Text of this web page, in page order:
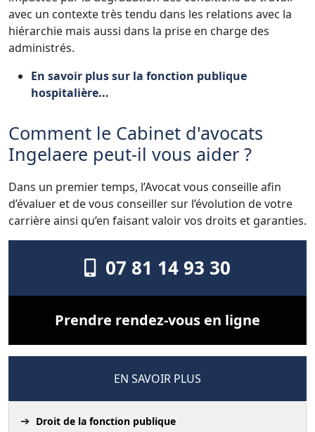
avec un contexte très tendu dans les relations avec la
hiérarchie mais aussi dans la prise en charge des
administrés.
En savoir plus sur la fonction publique
hospitalière...
Comment le Cabinet d'avocats
Ingelaere peut-il vous aider ?
Dans un premier temps, l’Avocat vous conseille afin
d’évaluer et de vous conseiller sur l’évolution de votre
carrière ainsi qu’en faisant valoir vos droits et garanties.
07 81 14 93 30
Prendre rendez-vous en ligne
EN SAVOIR PLUS
Droit de la fonction publique